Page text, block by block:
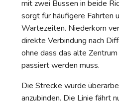
mit zwei Bussen in beide
sorgt für häufigere Fahrten
Wartezeiten. Niederkorn
direkte Verbindung nach
ohne dass das alte
passiert werden muss.
Die Strecke wurde
anzubinden. Die Linie fährt